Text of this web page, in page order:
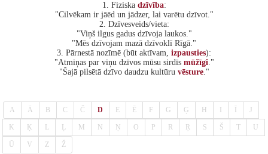
1. Fiziska dzīvība:
"Cilvēkam ir jāēd un jādzer, lai varētu dzīvot."
2. Dzīvesveids/vieta:
"Viņš ilgus gadus dzīvoja laukos."
"Mēs dzīvojam mazā dzīvoklī Rīgā."
3. Pārnestā nozīmē (būt aktīvam, izpausties):
"Atmiņas par viņu dzīvos mūsu sirdīs mūžīgi."
"Šajā pilsētā dzīvo daudzu kultūru vēsture."
A Ā B C Č D E Ē F G Ģ H J
K Ķ L Ļ M N Ņ O P R Ŗ S Š T U
Ū V Z Ž